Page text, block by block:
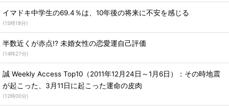
イマドキ中学生の69.4％は、10年後の将来に不安を感じる
(15時18分)
半数近くが赤点!? 未婚女性の恋愛運自己評価
(14時27分)
誠 Weekly Access Top10（2011年12月24日～1月6日）：その時地震
が起こった、3月11日に起こった運命の皮肉
(12時00分)